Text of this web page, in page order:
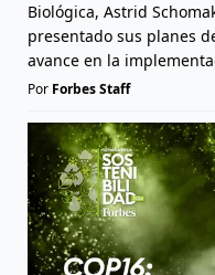
Biológica, Astrid
presentado sus planes
avance en la
Por Forbes Staff